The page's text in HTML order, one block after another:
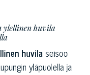
ylellinen huvila
huvila seisoo
yläpuolella ja